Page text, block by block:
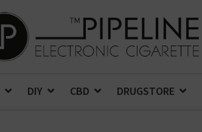
DIY CBD DRUGSTORE